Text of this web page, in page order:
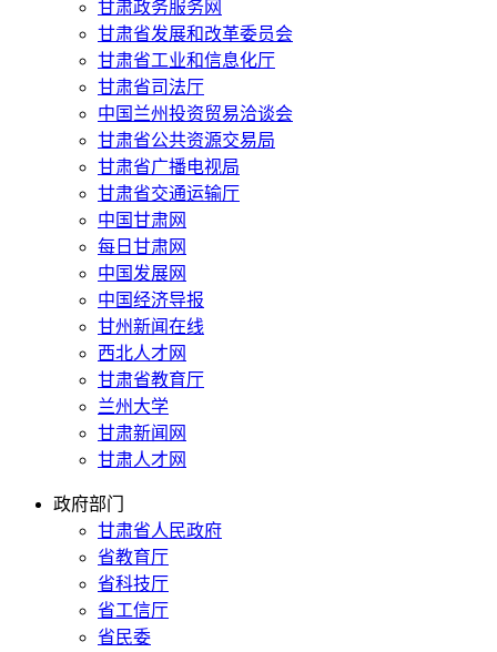
甘肃政务服务网
甘肃省发展和改革委员会
甘肃省工业和信息化厅
甘肃省司法厅
中国兰州投资贸易洽谈会
甘肃省公共资源交易局
甘肃省广播电视局
甘肃省交通运输厅
中国甘肃网
每日甘肃网
中国发展网
中国经济导报
甘州新闻在线
西北人才网
甘肃省教育厅
兰州大学
甘肃新闻网
甘肃人才网
政府部门
甘肃省人民政府
省教育厅
省科技厅
省工信厅
省民委